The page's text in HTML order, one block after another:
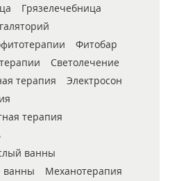
Грязелечебница
Фитобар
Светолечение
терапия
Электросон
терапия
ванны
ванны
Механотерапия